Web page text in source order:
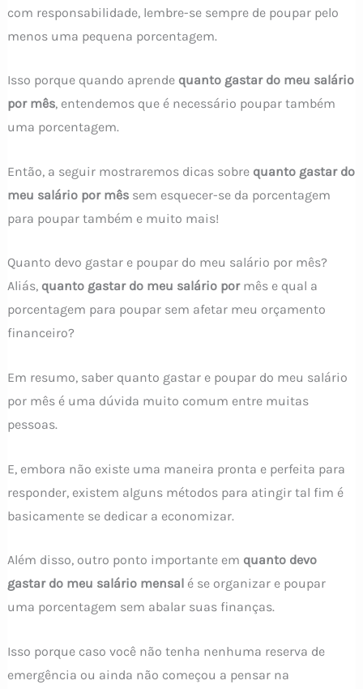
com responsabilidade, lembre-se sempre de poupar pelo
menos uma pequena porcentagem.
Isso porque quando aprende quanto gastar do meu salário
por mês, entendemos que é necessário poupar também
uma porcentagem.
Então, a seguir mostraremos dicas sobre quanto gastar do
meu salário por mêssem esquecer-se da porcentagem
para poupar também e muito mais!
Quanto devo gastar e poupar do meu salário por mês?
Aliás, quanto gastar do meu salário pormês e qual a
porcentagem para poupar sem afetar meu orçamento
financeiro?
Em resumo, saber quanto gastar e poupar do meu salário
por mês é uma dúvida muito comum entre muitas
pessoas.
E, embora não existe uma maneira pronta e perfeita para
responder, existem alguns métodos para atingir tal fim é
basicamente se dedicar a economizar.
Além disso, outro ponto importante em quanto devo
gastar do meu salário mensalé se organizar e poupar
uma porcentagem sem abalar suas finanças.
Isso porque caso você não tenha nenhuma reserva de
emergência ou ainda não começou a pensar na